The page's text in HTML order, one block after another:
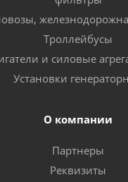
Троллейбусы
и силовые
Установки
О компании
Партнеры
Реквизиты